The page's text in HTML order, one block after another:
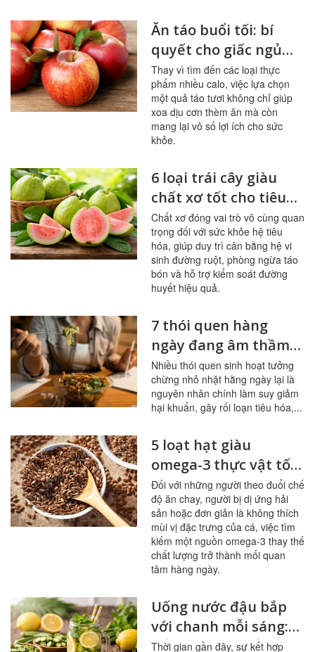
Ăn táo buổi tối: bí
quyết cho giấc ngủ
ngon, hệ tiêu hóa
khỏe mạnh
Thay vì tìm đến các loại thực
phẩm nhiều calo, việc lựa chọn
một quả táo tươi không chỉ giúp
xoa dịu cơn thèm ăn mà còn
mang lại vô số lợi ích cho sức
khỏe.
6 loại trái cây giàu
chất xơ tốt cho tiêu
hóa, đường huyết
Chất xơ đóng vai trò vô cùng quan
trọng đối với sức khỏe hệ tiêu
hóa, giúp duy trì cân bằng hệ vi
sinh đường ruột, phòng ngừa táo
bón và hỗ trợ kiểm soát đường
huyết hiệu quả.
7 thói quen hàng
ngày đang âm thầm
tàn phá đường ruột
Nhiều thói quen sinh hoạt tưởng
chừng nhỏ nhặt hằng ngày lại là
nguyên nhân chính làm suy giảm
hại khuẩn, gây rối loạn tiêu hóa,...
5 loạt hạt giàu
omega-3 thực vật tốt
nhất cho người ít ăn
cá
Đối với những người theo đuổi chế
độ ăn chay, người bị dị ứng hải
sản hoặc đơn giản là không thích
mùi vị đặc trưng của cá, việc tìm
kiếm một nguồn omega-3 thay thế
chất lượng trở thành mối quan
tâm hàng ngày.
Uống nước đậu bắp
với chanh mỗi sáng:
bổ mạch máu, ổn
Thời gian gần đây, sự kết hợp